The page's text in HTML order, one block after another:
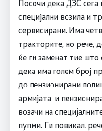
Посочи дека ДЗС
специјални возила и
сервисирани. Има
тракторите, но рече,
ќе ги заменат тие што
дека има голем број
до пензионирани
армијата и
возачи на
пупми. Ги повикал,